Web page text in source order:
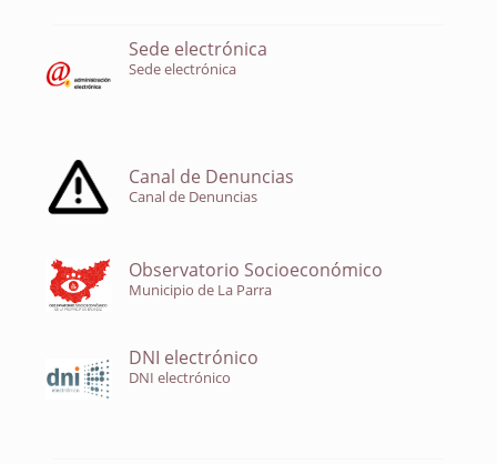
Sede electrónica
Sede electrónica
Canal de Denuncias
Canal de Denuncias
Observatorio Socioeconómico
Municipio de La Parra
DNI electrónico
DNI electrónico